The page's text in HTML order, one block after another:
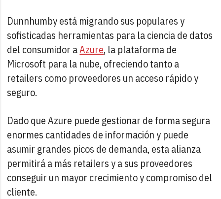
Dunnhumby está migrando sus populares y
sofisticadas herramientas para la ciencia de datos
del consumidor aAzure, la plataforma de
Microsoft para la nube, ofreciendo tanto a
retailers como proveedores un acceso rápido y
seguro.
Dado que Azure puede gestionar de forma segura
enormes cantidades de información y puede
asumir grandes picos de demanda, esta alianza
permitirá a más retailers y a sus proveedores
conseguir un mayor crecimiento y compromiso del
cliente.